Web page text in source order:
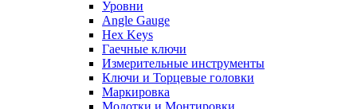
Уровни
Angle Gauge
Hex Keys
Гаечные ключи
Измерительные инструменты
Ключи и Торцевые головки
Маркировка
Молотки и Монтировки